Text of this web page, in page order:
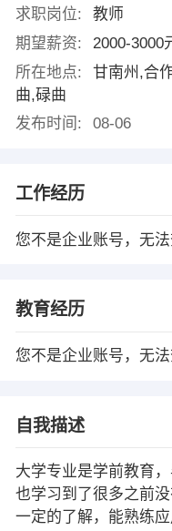
求职岗位:
教师
期望薪资:
2000-3000
所在地点:
甘南州,合
曲,碌曲
发布时间:
08-06
工作经历
您不是企业账号，无
教育经历
您不是企业账号，无
自我描述
大学专业是学前教育
也学习到了很多之前
一定的了解，能熟练